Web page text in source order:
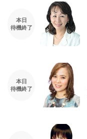
本日
待機終了
本日
待機終了